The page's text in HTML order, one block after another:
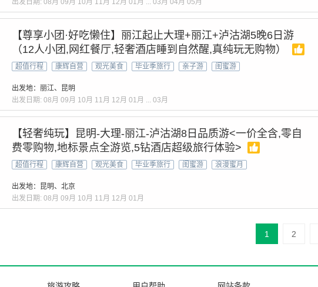
出发日期: 08月 09月 10月 11月 12月 01月 ... 03月 04月 05月
【尊享小团·好吃懒住】丽江起止大理+丽江+泸沽湖5晚6日游
（12人小团,网红餐厅,轻奢酒店睡到自然醒,真纯玩无购物）
超值行程 康辉自营 观光美食 毕业季旅行 亲子游 闺蜜游
出发地：丽江、昆明
出发日期: 08月 09月 10月 11月 12月 01月 ... 03月
【轻奢纯玩】昆明-大理-丽江-泸沽湖8日品质游<一价全含,零自
费零购物,地标景点全游览,5钻酒店超级旅行体验>
超值行程 康辉自营 观光美食 毕业季旅行 闺蜜游 浪漫蜜月
出发地：昆明、北京
出发日期: 08月 09月 10月 11月 12月 01月
1 2